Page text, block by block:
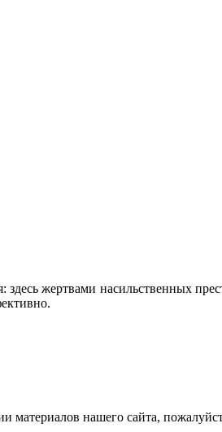
жертвами насильственных
нашего сайта,